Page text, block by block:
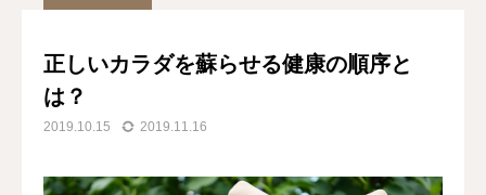
正しいカラダを蘇らせる健康の順序と
は？
2019.10.15 2019.11.16
当院の想い